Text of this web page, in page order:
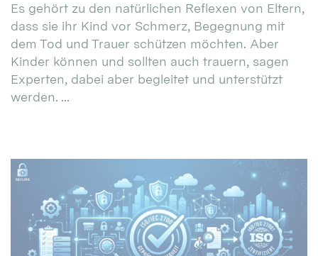
Es gehört zu den natürlichen Reflexen von Eltern,
dass sie ihr Kind vor Schmerz, Begegnung mit
dem Tod und Trauer schützen möchten. Aber
Kinder können und sollten auch trauern, sagen
Experten, dabei aber begleitet und unterstützt
werden. ...